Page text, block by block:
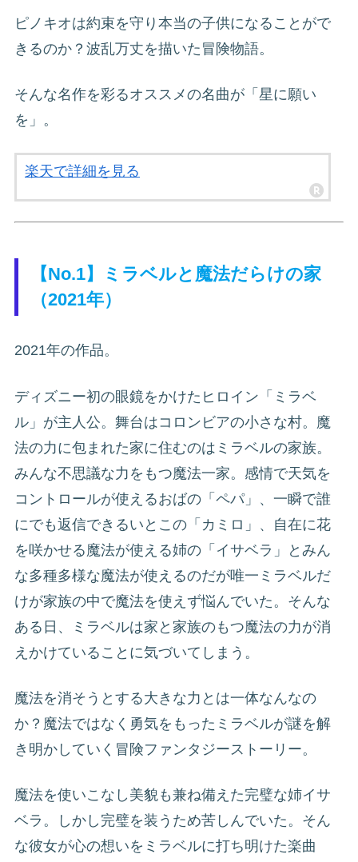
ピノキオは約束を守り本当の子供になることがで
きるのか？波乱万丈を描いた冒険物語。
そんな名作を彩るオススメの名曲が「星に願い
を」。
楽天で詳細を見る
【No.1】ミラベルと魔法だらけの家
（2021年）
2021年の作品。
ディズニー初の眼鏡をかけたヒロイン「ミラベ
ル」が主人公。舞台はコロンビアの小さな村。魔
法の力に包まれた家に住むのはミラベルの家族。
みんな不思議な力をもつ魔法一家。感情で天気を
コントロールが使えるおばの「ペパ」、一瞬で誰
にでも返信できるいとこの「カミロ」、自在に花
を咲かせる魔法が使える姉の「イサベラ」とみん
な多種多様な魔法が使えるのだが唯一ミラベルだ
けが家族の中で魔法を使えず悩んでいた。そんな
ある日、ミラベルは家と家族のもつ魔法の力が消
えかけていることに気づいてしまう。
魔法を消そうとする大きな力とは一体なんなの
か？魔法ではなく勇気をもったミラベルが謎を解
き明かしていく冒険ファンタジーストーリー。
魔法を使いこなし美貌も兼ね備えた完璧な姉イサ
ベラ。しかし完璧を装うため苦しんでいた。そん
な彼女が心の想いをミラベルに打ち明けた楽曲